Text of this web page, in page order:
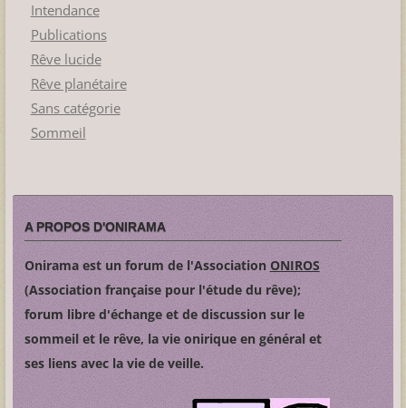
Intendance
Publications
Rêve lucide
Rêve planétaire
Sans catégorie
Sommeil
A PROPOS D'ONIRAMA
Onirama est un forum de l'Association ONIROS
(Association française pour l'étude du rêve);
forum libre d'échange et de discussion sur le
sommeil et le rêve, la vie onirique en général et
ses liens avec la vie de veille.